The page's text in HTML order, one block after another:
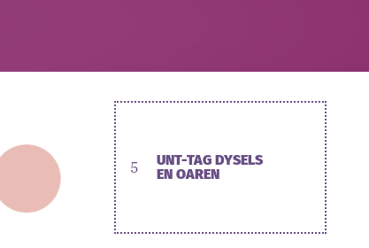
5
UNT-TAG DYSELS
EN OAREN